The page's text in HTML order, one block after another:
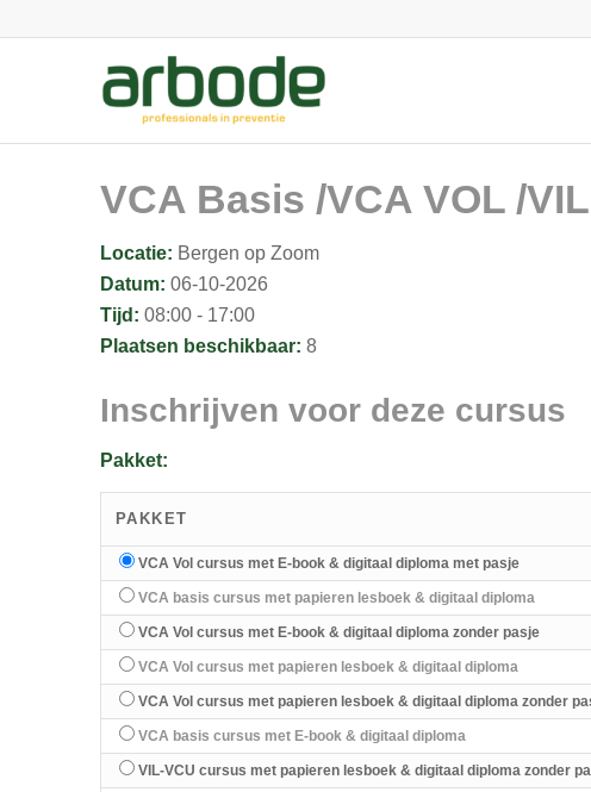
VCA Basis /VCA VOL /
Locatie: Bergen op Zoom
Datum: 06-10-2026
Tijd: 08:00 - 17:00
Plaatsen beschikbaar: 8
Inschrijven voor deze cursus
Pakket:
PAKKET
VCA Vol cursus met E-book & digitaal diploma met pasje
VCA basis cursus met papieren lesboek & digitaal diploma
VCA Vol cursus met E-book & digitaal diploma zonder pasje
VCA Vol cursus met papieren lesboek & digitaal diploma
VCA Vol cursus met papieren lesboek & digitaal diploma zonder
VCA basis cursus met E-book & digitaal diploma
VIL-VCU cursus met papieren lesboek & digitaal diploma zonder